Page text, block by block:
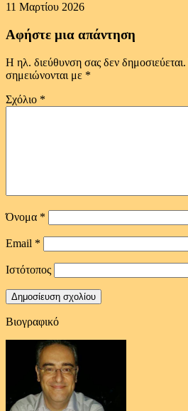
11 Μαρτίου 2026
Αφήστε μια απάντηση
Η ηλ. διεύθυνση σας δεν δημοσιεύεται.
σημειώνονται με *
Σχόλιο *
Όνομα *
Email *
Ιστότοπος
Βιογραφικό